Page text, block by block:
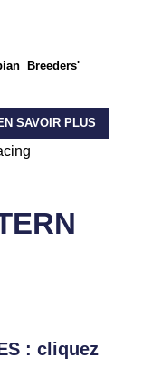
Breeders'
SAVOIR PLUS
: cliquez